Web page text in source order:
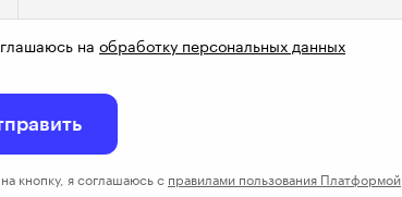
идеи внутри?
на обработку персональных данных
кнопку, я соглашаюсь с правилами пользования Платформой